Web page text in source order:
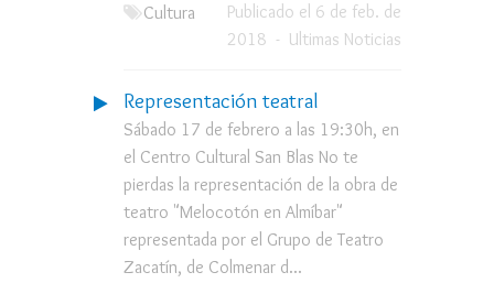
Cultura
Publicado el 6 de feb. de
2018 - Ultimas Noticias
Representación teatral
Sábado 17 de febrero a las 19:30h, en
el Centro Cultural San Blas No te
pierdas la representación de la obra de
teatro "Melocotón en Almíbar"
representada por el Grupo de Teatro
Zacatín, de Colmenar d...